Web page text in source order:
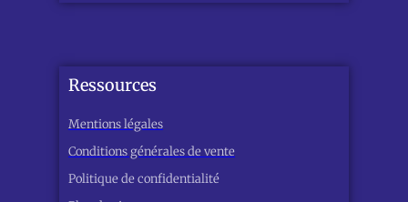
Ressources
Mentions légales
Conditions générales de vente
Politique de confidentialité